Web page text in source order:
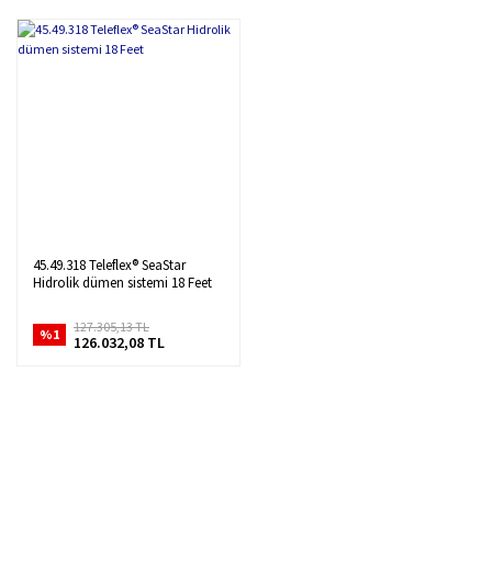
45.49.318 Teleflex® SeaStar
Hidrolik dümen sistemi 18 Feet
%1 127.305,13 TL
126.032,08 TL